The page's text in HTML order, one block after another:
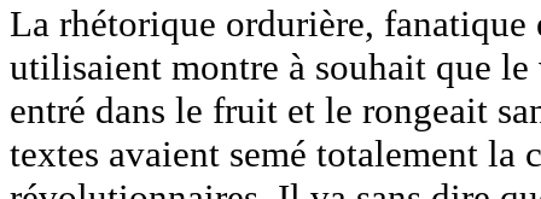
La rhétorique ordurière, fanatique
utilisaient montre à souhait que
entré dans le fruit et le rongeait
textes avaient semé totalement la